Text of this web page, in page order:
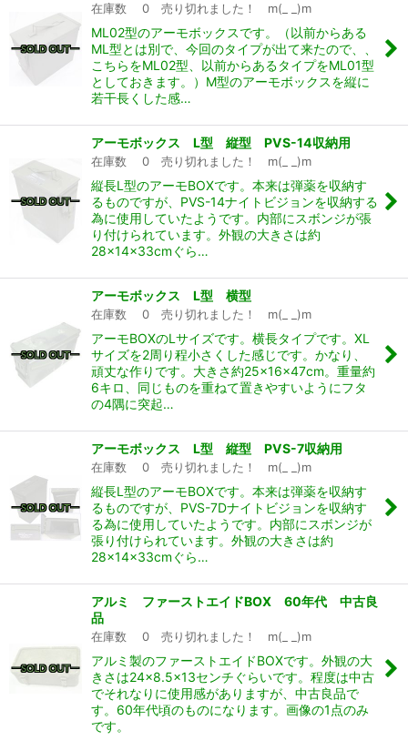
在庫数 0 売り切れました！ m(_ _)m
ML02型のアーモボックスです。（以前からある
ML型とは別で、今回のタイプが出て来たので、、
こちらをML02型、以前からあるタイプをML01型
としておきます。）M型のアーモボックスを縦に
若干長くした感…
アーモボックス L型 縦型 PVS-14収納用
在庫数 0 売り切れました！ m(_ _)m
縦長L型のアーモBOXです。本来は弾薬を収納す
るものですが、PVS-14ナイトビジョンを収納する
為に使用していたようです。内部にスボンジが張
り付けられています。外観の大きさは約
28×14×33cmぐら…
アーモボックス L型 横型
在庫数 0 売り切れました！ m(_ _)m
アーモBOXのLサイズです。横長タイプです。XL
サイズを2周り程小さくした感じです。かなり、
頑丈な作りです。大きさ約25×16×47cm。重量約
6キロ、同じものを重ねて置きやすいようにフタ
の4隅に突起…
アーモボックス L型 縦型 PVS-7収納用
在庫数 0 売り切れました！ m(_ _)m
縦長L型のアーモBOXです。本来は弾薬を収納す
るものですが、PVS-7Dナイトビジョンを収納す
る為に使用していたようです。内部にスボンジが
張り付けられています。外観の大きさは約
28×14×33cmぐら…
アルミ ファーストエイドBOX 60年代 中古良
品
在庫数 0 売り切れました！ m(_ _)m
アルミ製のファーストエイドBOXです。外観の大
きさは24×8.5×13センチぐらいです。程度は中古
でそれなりに使用感がありますが、中古良品で
す。60年代頃のものになります。画像の1点のみ
です。